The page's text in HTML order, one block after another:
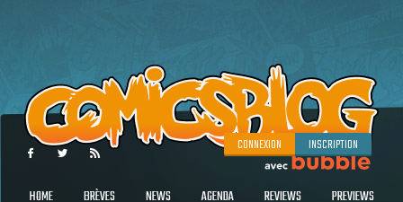
CONNEXION INSCRIPTION
HOME BRÈVES NEWS AGENDA REVIEWS PREVIEWS